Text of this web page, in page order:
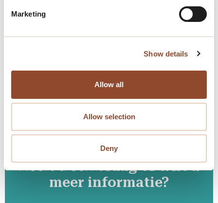
Marketing
Show details
Allow all
Allow selection
Deny
Heeft u eenvraag of wilt u
meer informatie?